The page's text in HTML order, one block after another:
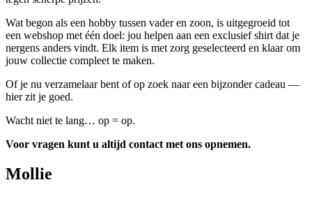
Wat begon als een hobby tussen vader en zoon, is uitgegroeid tot
een webshop met één doel: jou helpen aan een exclusief shirt dat je
nergens anders vindt. Elk item is met zorg geselecteerd en klaar om
jouw collectie compleet te maken.
Of je nu verzamelaar bent of op zoek naar een bijzonder cadeau —
hier zit je goed.
Wacht niet te lang… op = op.
Voor vragen kunt u altijd contact met ons opnemen.
Mollie